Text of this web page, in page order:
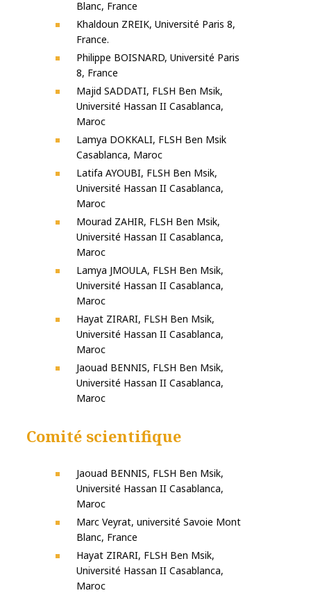
Blanc, France
Khaldoun ZREIK, Université Paris 8,
France.
Philippe BOISNARD, Université Paris
8, France
Majid SADDATI, FLSH Ben Msik,
Université Hassan II Casablanca,
Maroc
Lamya DOKKALI, FLSH Ben Msik
Casablanca, Maroc
Latifa AYOUBI, FLSH Ben Msik,
Université Hassan II Casablanca,
Maroc
Mourad ZAHIR, FLSH Ben Msik,
Université Hassan II Casablanca,
Maroc
Lamya JMOULA, FLSH Ben Msik,
Université Hassan II Casablanca,
Maroc
Hayat ZIRARI, FLSH Ben Msik,
Université Hassan II Casablanca,
Maroc
Jaouad BENNIS, FLSH Ben Msik,
Université Hassan II Casablanca,
Maroc
Comité scientifique
Jaouad BENNIS, FLSH Ben Msik,
Université Hassan II Casablanca,
Maroc
Marc Veyrat, université Savoie Mont
Blanc, France
Hayat ZIRARI, FLSH Ben Msik,
Université Hassan II Casablanca,
Maroc